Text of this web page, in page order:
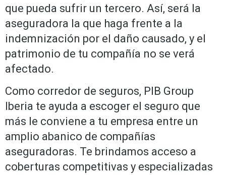
que pueda sufrir un tercero. Así, será la
aseguradora la que haga frente a la
indemnización por el daño causado, y el
patrimonio de tu compañía no se verá
afectado.
Como corredor de seguros, PIB Group
Iberia te ayuda a escoger el seguro que
más le conviene a tu empresa entre un
amplio abanico de compañías
aseguradoras. Te brindamos acceso a
coberturas competitivas y especializadas